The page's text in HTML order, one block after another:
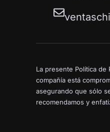
La presente Política
compañía está
asegurando que sólo
recomendamos y